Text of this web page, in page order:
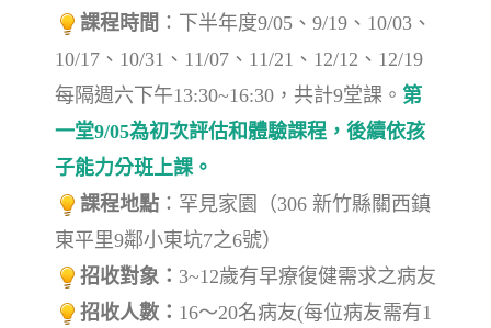
課程時間 ：下半年度9/05、9/19、10/03、
10/17、10/31、11/07、11/21、12/12、12/19
每隔週六下午13:30~16:30，共計9堂課。 第
一堂9/05為初次評估和體驗課程，後續依孩
子能力分班上課。
課程地點 ：罕見家園（306 新竹縣關西鎮
東平里9鄰小東坑7之6號）
招收對象： 3~12歲有早療復健需求之病友
招收人數： 16～20名病友(每位病友需有1